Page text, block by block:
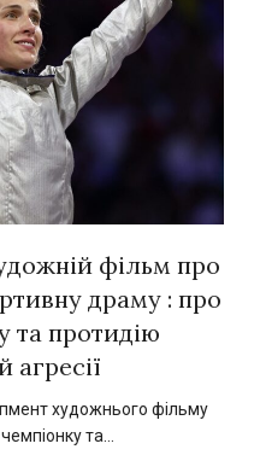
фільм про
драму : про
та протидію
агресії
художнього фільму
та…